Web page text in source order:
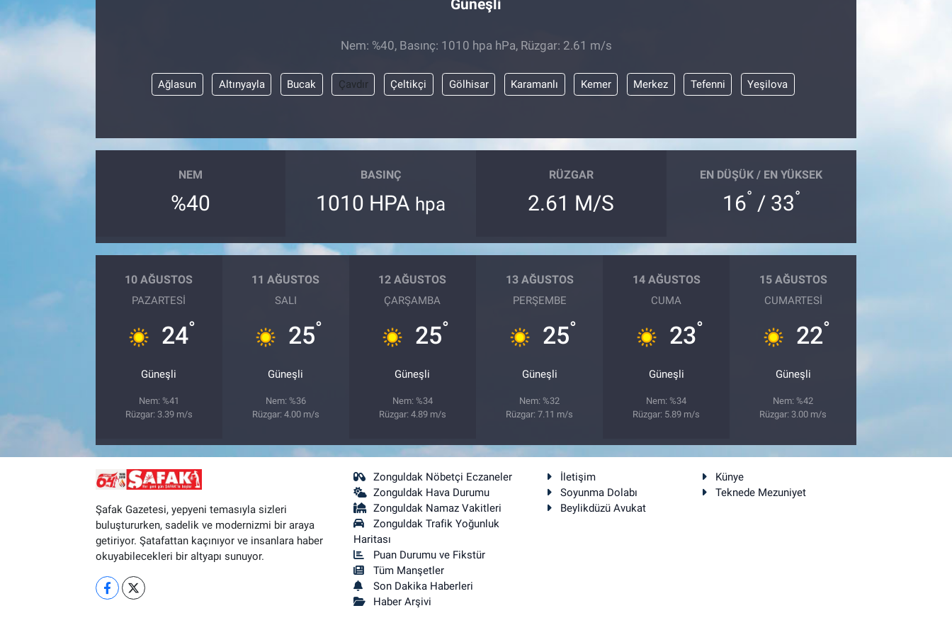
Güneşli
Nem: %40, Basınç: 1010 hpa hPa, Rüzgar: 2.61 m/s
Ağlasun Altınyayla Bucak Çavdır Çeltikçi Gölhisar Karamanlı Kemer Merkez Tefenni Yeşilova
NEM
%40
BASINÇ
1010 HPA hpa
RÜZGAR
2.61 M/S
EN DÜŞÜK / EN YÜKSEK
16° / 33°
10 AĞUSTOS
PAZARTESI
24°
Güneşli
Nem: %41
Rüzgar: 3.39 m/s
11 AĞUSTOS
SALI
25°
Güneşli
Nem: %36
Rüzgar: 4.00 m/s
12 AĞUSTOS
ÇARŞAMBA
25°
Güneşli
Nem: %34
Rüzgar: 4.89 m/s
13 AĞUSTOS
PERŞEMBE
25°
Güneşli
Nem: %32
Rüzgar: 7.11 m/s
14 AĞUSTOS
CUMA
23°
Güneşli
Nem: %34
Rüzgar: 5.89 m/s
15 AĞUSTOS
CUMARTESI
22°
Güneşli
Nem: %42
Rüzgar: 3.00 m/s
Şafak Gazetesi, yepyeni temasıyla sizleri
buluştururken, sadelik ve modernizmi bir araya
getiriyor. Şatafattan kaçınıyor ve insanlara haber
okuyabilecekleri bir altyapı sunuyor.
Zonguldak Nöbetçi Eczaneler
Zonguldak Hava Durumu
Zonguldak Namaz Vakitleri
Zonguldak Trafik Yoğunluk
Haritası
Puan Durumu ve Fikstür
Tüm Manşetler
Son Dakika Haberleri
Haber Arşivi
İletişim
Künye
Soyunma Dolabı
Teknede Mezuniyet
Beylikdüzü Avukat